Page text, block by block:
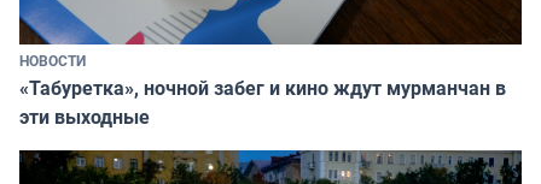
НОВОСТИ
«Табуретка», ночной забег и кино ждут мурманчан в
эти выходные